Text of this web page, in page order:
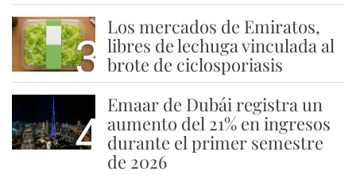
3
Los mercados de Emiratos,
libres de lechuga vinculada al
brote de ciclosporiasis
4
Emaar de Dubái registra un
aumento del 21% en ingresos
durante el primer semestre
de 2026